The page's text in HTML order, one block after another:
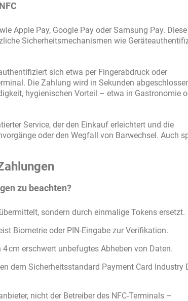
Apple Pay, Google Pay oder Samsung Pay.
Sicherheitsmechanismen wie
sich etwa per Fingerabdruck oder
Die Zahlung wird in Sekunden
hygienischen Vorteil – etwa in Gastronomie
Service, der den Einkauf erleichtert und die
oder den Wegfall von Barwechsel. Auch
zu beachten?
sondern durch einmalige Tokens ersetzt.
Biometrie oder PIN-Eingabe zur Verifikation.
cm erschwert unbefugtes Abheben von Daten.
dem Sicherheitsstandard Payment Card Industry
nicht der Betreiber des NFC-Terminals –